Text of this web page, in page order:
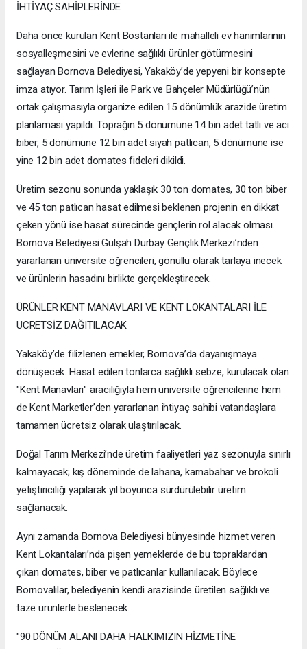
İHTİYAÇ SAHİPLERİNDE
Daha önce kurulan Kent Bostanları ile mahalleli ev hanımlarının
sosyalleşmesini ve evlerine sağlıklı ürünler götürmesini
sağlayan Bornova Belediyesi, Yakaköy’de yepyeni bir konsepte
imza atıyor. Tarım İşleri ile Park ve Bahçeler Müdürlüğü’nün
ortak çalışmasıyla organize edilen 15 dönümlük arazide üretim
planlaması yapıldı. Toprağın 5 dönümüne 14 bin adet tatlı ve acı
biber, 5 dönümüne 12 bin adet siyah patlıcan, 5 dönümüne ise
yine 12 bin adet domates fideleri dikildi.
Üretim sezonu sonunda yaklaşık 30 ton domates, 30 ton biber
ve 45 ton patlıcan hasat edilmesi beklenen projenin en dikkat
çeken yönü ise hasat sürecinde gençlerin rol alacak olması.
Bornova Belediyesi Gülşah Durbay Gençlik Merkezi’nden
yararlanan üniversite öğrencileri, gönüllü olarak tarlaya inecek
ve ürünlerin hasadını birlikte gerçekleştirecek.
ÜRÜNLER KENT MANAVLARI VE KENT LOKANTALARI İLE
ÜCRETSİZ DAĞITILACAK
Yakaköy’de filizlenen emekler, Bornova’da dayanışmaya
dönüşecek. Hasat edilen tonlarca sağlıklı sebze, kurulacak olan
"Kent Manavları" aracılığıyla hem üniversite öğrencilerine hem
de Kent Marketler’den yararlanan ihtiyaç sahibi vatandaşlara
tamamen ücretsiz olarak ulaştırılacak.
Doğal Tarım Merkezi’nde üretim faaliyetleri yaz sezonuyla sınırlı
kalmayacak; kış döneminde de lahana, karnabahar ve brokoli
yetiştiriciliği yapılarak yıl boyunca sürdürülebilir üretim
sağlanacak.
Aynı zamanda Bornova Belediyesi bünyesinde hizmet veren
Kent Lokantaları’nda pişen yemeklerde de bu topraklardan
çıkan domates, biber ve patlıcanlar kullanılacak. Böylece
Bornovalılar, belediyenin kendi arazisinde üretilen sağlıklı ve
taze ürünlerle beslenecek.
"90 DÖNÜM ALANI DAHA HALKIMIZIN HİZMETİNE